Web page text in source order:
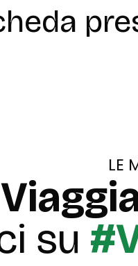
LE
su